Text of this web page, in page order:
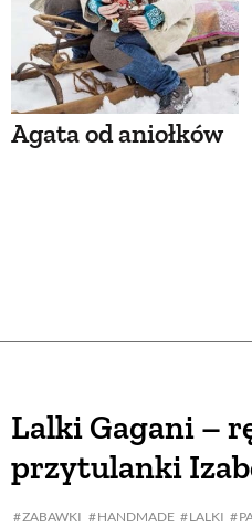
Agata od aniołków
Lalki Gagani –
przytulanki
ZABAWKI HANDMADE LALKI